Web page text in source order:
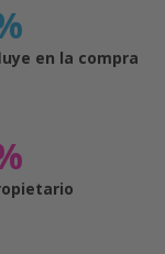
en la compra